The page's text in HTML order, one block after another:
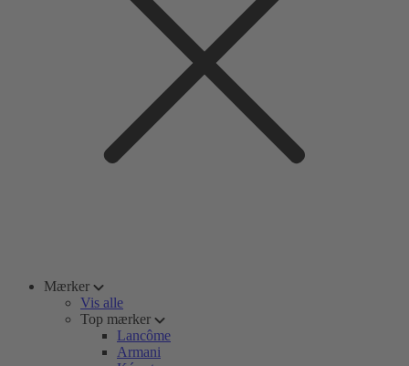
Mærker
Vis alle
Top mærker
Lancôme
Armani